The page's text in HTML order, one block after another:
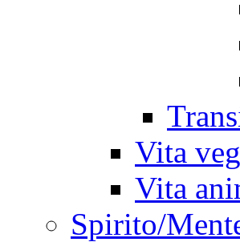
Vita
Vita
Spirito/